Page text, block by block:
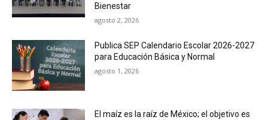
Bienestar
agosto 2, 2026
Publica SEP Calendario Escolar 2026-2027
para Educación Básica y Normal
agosto 1, 2026
El maíz es la raíz de México; el objetivo es